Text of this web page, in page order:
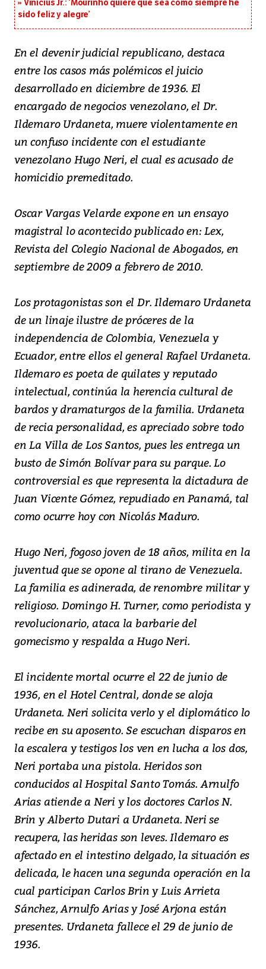
Vinícius Jr.: ‘Mourinho quiere que sea como siempre he
sido feliz y alegre’
En el devenir judicial republicano, destaca
entre los casos más polémicos el juicio
desarrollado en diciembre de 1936. El
encargado de negocios venezolano, el Dr.
Ildemaro Urdaneta, muere violentamente en
un confuso incidente con el estudiante
venezolano Hugo Neri, el cual es acusado de
homicidio premeditado.
Oscar Vargas Velarde expone en un ensayo
magistral lo acontecido publicado en: Lex,
Revista del Colegio Nacional de Abogados, en
septiembre de 2009 a febrero de 2010.
Los protagonistas son el Dr. Ildemaro Urdaneta
de un linaje ilustre de próceres de la
independencia de Colombia, Venezuela y
Ecuador, entre ellos el general Rafael Urdaneta.
Ildemaro es poeta de quilates y reputado
intelectual, continúa la herencia cultural de
bardos y dramaturgos de la familia. Urdaneta
de recia personalidad, es apreciado sobre todo
en La Villa de Los Santos, pues les entrega un
busto de Simón Bolívar para su parque. Lo
controversial es que representa la dictadura de
Juan Vicente Gómez, repudiado en Panamá, tal
como ocurre hoy con Nicolás Maduro.
Hugo Neri, fogoso joven de 18 años, milita en la
juventud que se opone al tirano de Venezuela.
La familia es adinerada, de renombre militar y
religioso. Domingo H. Turner, como periodista y
revolucionario, ataca la barbarie del
gomecismo y respalda a Hugo Neri.
El incidente mortal ocurre el 22 de junio de
1936, en el Hotel Central, donde se aloja
Urdaneta. Neri solicita verlo y el diplomático lo
recibe en su aposento. Se escuchan disparos en
la escalera y testigos los ven en lucha a los dos,
Neri portaba una pistola. Heridos son
conducidos al Hospital Santo Tomás. Arnulfo
Arias atiende a Neri y los doctores Carlos N.
Brin y Alberto Dutari a Urdaneta. Neri se
recupera, las heridas son leves. Ildemaro es
afectado en el intestino delgado, la situación es
delicada, le hacen una segunda operación en la
cual participan Carlos Brin y Luis Arrieta
Sánchez, Arnulfo Arias y José Arjona están
presentes. Urdaneta fallece el 29 de junio de
1936.